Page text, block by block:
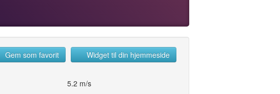
Widget til din hjemmeside
Gem som favorit
5.2 m/s